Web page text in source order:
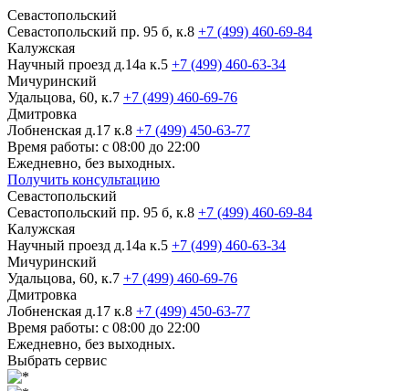
Севастопольский
Севастопольский пр. 95 б, к.8 +7 (499) 460-69-84
Калужская
Научный проезд д.14а к.5 +7 (499) 460-63-34
Мичуринский
Удальцова, 60, к.7 +7 (499) 460-69-76
Дмитровка
Лобненская д.17 к.8 +7 (499) 450-63-77
Время работы: с 08:00 до 22:00
Ежедневно, без выходных.
Получить консультацию
Севастопольский
Севастопольский пр. 95 б, к.8 +7 (499) 460-69-84
Калужская
Научный проезд д.14а к.5 +7 (499) 460-63-34
Мичуринский
Удальцова, 60, к.7 +7 (499) 460-69-76
Дмитровка
Лобненская д.17 к.8 +7 (499) 450-63-77
Время работы: с 08:00 до 22:00
Ежедневно, без выходных.
Выбрать сервис